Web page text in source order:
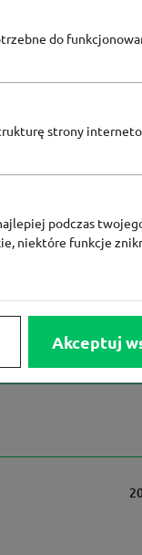
do
strony
podczas
niektóre funkcje
Akceptuj